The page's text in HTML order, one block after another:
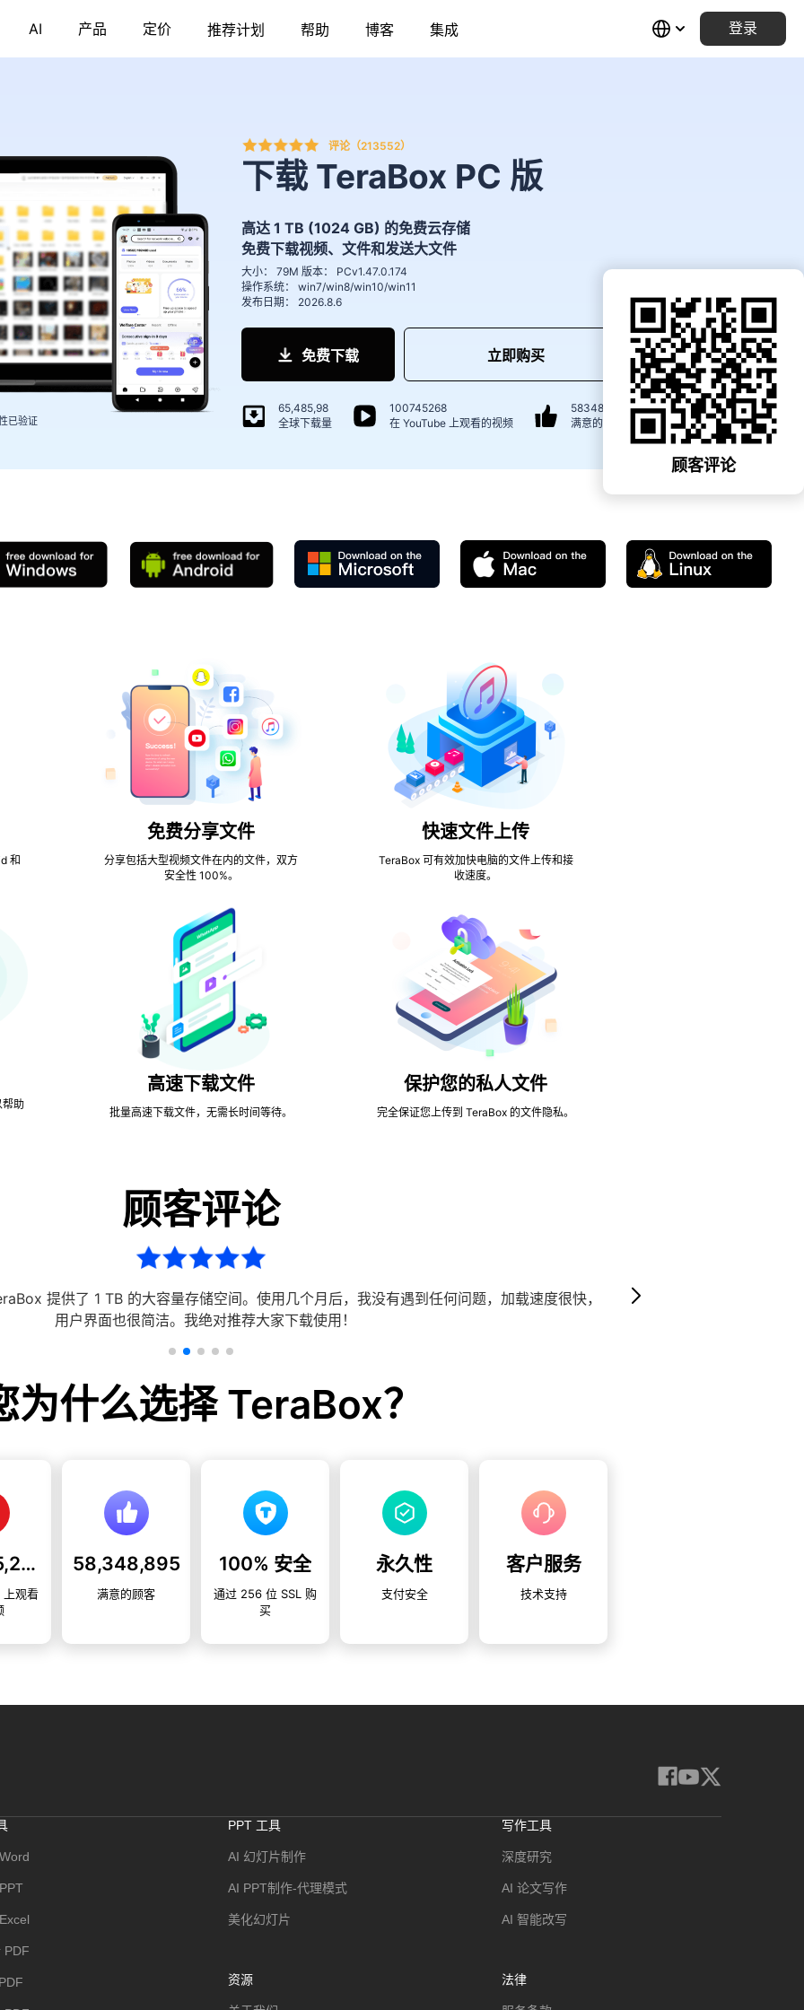
AI 产品 定价 推荐计划 帮助 博客 集成 登录
已验证
评论（213552）
下载 TeraBox PC 版
高达 1 TB (1024 GB) 的免费云存储
免费下载视频、文件和发送大文件
大小： 79M 版本： PCv1.47.0.174
操作系统： win7/win8/win10/win11
发布日期： 2026.8.6
免费下载 立即购买
65,485,98
全球下载量
100745268
在 YouTube 上观看的视频
58348894
满意的顾客
和
免费分享文件
分享包括大型视频文件在内的文件，双方
安全性 100%。
快速文件上传
TeraBox 可有效加快电脑的文件上传和接
收速度。
助
高速下载文件
批量高速下载文件，无需长时间等待。
保护您的私人文件
完全保证您上传到 TeraBox 的文件隐私。
顾客评论
顾客评论
的大容量存储空间。使用几个月后，我没有遇到任何问题，加载速度很快，
为什么选择 TeraBox？
观看
58,348,895
满意的顾客
100% 安全
通过 256 位 SSL 购
买
永久性
支付安全
客户服务
技术支持
AI 幻灯片制作
AI PPT制作-代理模式
美化幻灯片
关于我们
深度研究
AI 论文写作
AI 智能改写
服务条款